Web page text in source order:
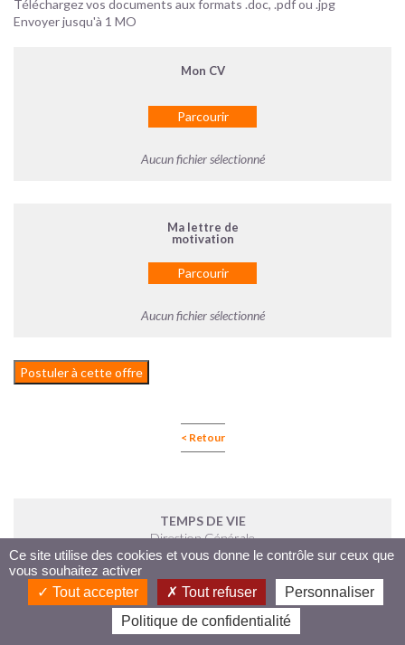
Ce site utilise des cookies et vous donne le contrôle sur ceux que
vous souhaitez activer
Tout accepter
Tout refuser
Personnaliser
Politique de confidentialité
Téléchargez vos documents aux formats .doc, .pdf ou .jpg
Envoyer jusqu'à 1 MO
Parcourir
Aucun fichier sélectionné
Parcourir
Aucun fichier sélectionné
Postuler à cette offre
< Retour
TEMPS DE VIE
Direction Générale
Parc du Canon d'Or
5 Rue Philippe Noiret
59350 Saint André lez Lille
Tel : 03 20 57 83 89